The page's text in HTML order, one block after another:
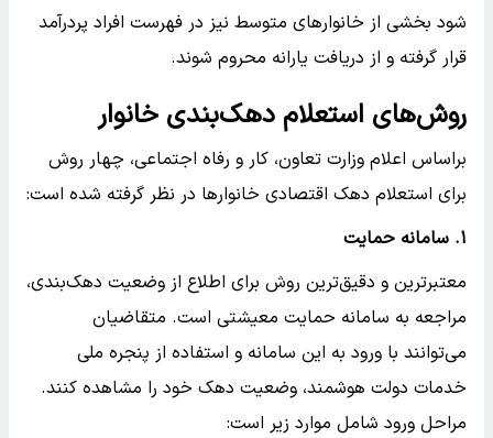
شود بخشی از خانوارهای متوسط نیز در فهرست افراد پردرآمد
قرار گرفته و از دریافت یارانه محروم شوند.
روش‌های استعلام دهک‌بندی خانوار
براساس اعلام وزارت تعاون، کار و رفاه اجتماعی، چهار روش
برای استعلام دهک اقتصادی خانوارها در نظر گرفته شده است:
۱. سامانه حمایت
معتبرترین و دقیق‌ترین روش برای اطلاع از وضعیت دهک‌بندی،
مراجعه به سامانه حمایت معیشتی است. متقاضیان
می‌توانند با ورود به این سامانه و استفاده از پنجره ملی
خدمات دولت هوشمند، وضعیت دهک خود را مشاهده کنند.
مراحل ورود شامل موارد زیر است: